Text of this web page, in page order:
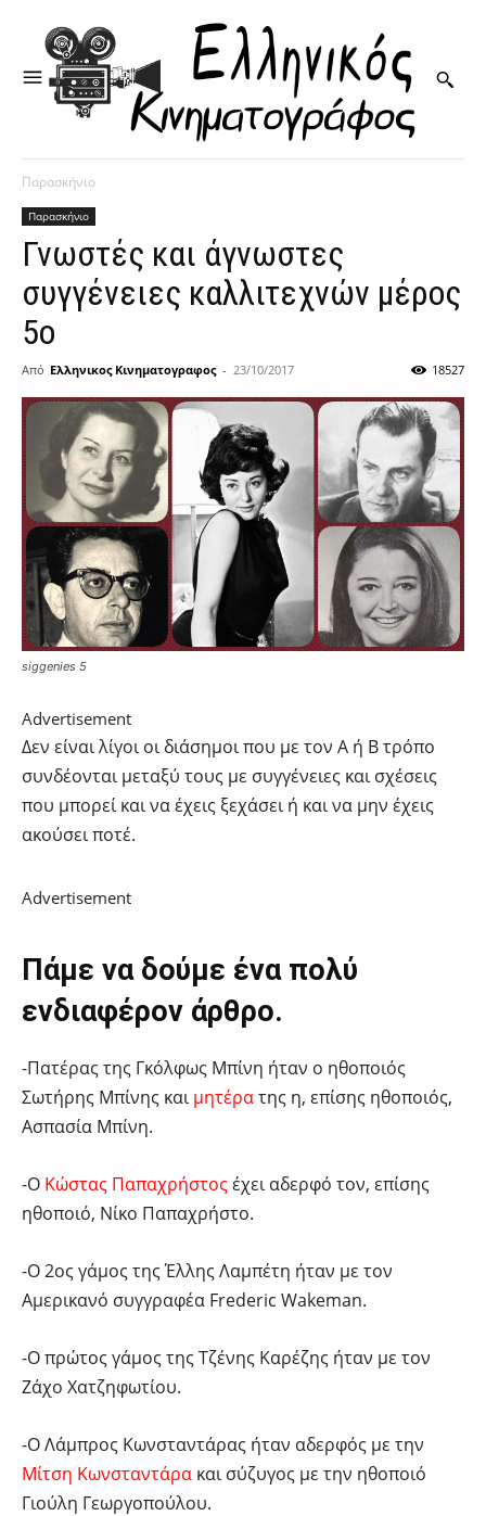
Παρασκήνιο
Παρασκήνιο
Γνωστές και άγνωστες
συγγένειες καλλιτεχνών μέρος
5ο
Από Ελληνικος Κινηματογραφος - 23/10/2017 18527
siggenies 5
Advertisement
Δεν είναι λίγοι οι διάσημοι που με τον Α ή Β τρόπο
συνδέονται μεταξύ τους με συγγένειες και σχέσεις
που μπορεί και να έχεις ξεχάσει ή και να μην έχεις
ακούσει ποτέ.
Advertisement
Πάμε να δούμε ένα πολύ
ενδιαφέρον άρθρο.
-Πατέρας της Γκόλφως Μπίνη ήταν ο ηθοποιός
Σωτήρης Μπίνης καιμητέρατης η, επίσης ηθοποιός,
Ασπασία Μπίνη.
-Ο Κώστας Παπαχρήστοςέχει αδερφό τον, επίσης
ηθοποιό, Νίκο Παπαχρήστο.
-Ο 2ος γάμος της Έλλης Λαμπέτη ήταν με τον
Αμερικανό συγγραφέα Frederic Wakeman.
-Ο πρώτος γάμος της Τζένης Καρέζης ήταν με τον
Ζάχο Χατζηφωτίου.
-Ο Λάμπρος Κωνσταντάρας ήταν αδερφός με την
Μίτση Κωνσταντάρα και σύζυγος με την ηθοποιό
Γιούλη Γεωργοπούλου.